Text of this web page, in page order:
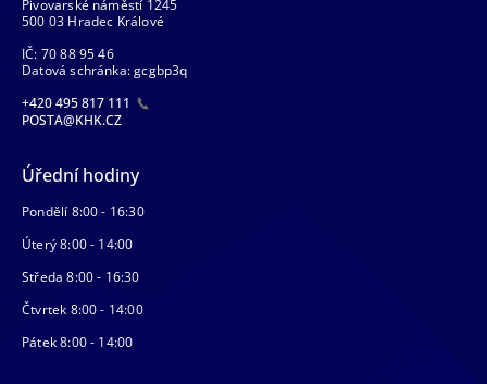
Pivovarské náměstí 1245
500 03 Hradec Králové
IČ: 70 88 95 46
Datová schránka: gcgbp3q
+420 495 817 111
POSTA@KHK.CZ
Úřední hodiny
Pondělí 8:00 - 16:30
Úterý 8:00 - 14:00
Středa 8:00 - 16:30
Čtvrtek 8:00 - 14:00
Pátek 8:00 - 14:00